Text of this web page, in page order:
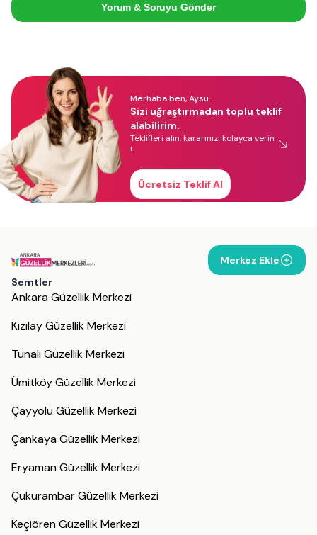
Yorum & Soruyu Gönder
Merhaba ben, Aysu.
Sizi uğraştırmadan toplu teklif
alabilirim.
Teklifleri alın, kararınızı kolayca verin
!
Ücretsiz Teklif Al
Merkez Ekle
Semtler
Ankara Güzellik Merkezi
Kızılay Güzellik Merkezi
Tunalı Güzellik Merkezi
Ümitköy Güzellik Merkezi
Çayyolu Güzellik Merkezi
Çankaya Güzellik Merkezi
Eryaman Güzellik Merkezi
Çukurambar Güzellik Merkezi
Keçiören Güzellik Merkezi